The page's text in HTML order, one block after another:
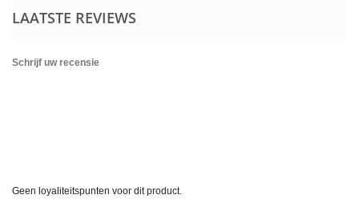
LAATSTE REVIEWS
Schrijf uw recensie
Geen loyaliteitspunten voor dit product.